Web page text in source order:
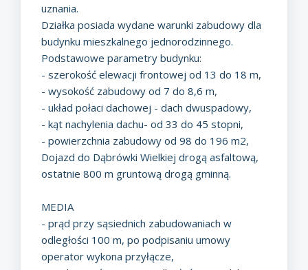
uznania.
Działka posiada wydane warunki zabudowy dla
budynku mieszkalnego jednorodzinnego.
Podstawowe parametry budynku:
- szerokość elewacji frontowej od 13 do 18 m,
- wysokość zabudowy od 7 do 8,6 m,
- układ połaci dachowej - dach dwuspadowy,
- kąt nachylenia dachu- od 33 do 45 stopni,
- powierzchnia zabudowy od 98 do 196 m2,
Dojazd do Dąbrówki Wielkiej drogą asfaltową,
ostatnie 800 m gruntową drogą gminną.
MEDIA
- prąd przy sąsiednich zabudowaniach w
odległości 100 m, po podpisaniu umowy
operator wykona przyłącze,